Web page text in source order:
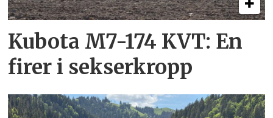
Kubota M7-174 KVT: En
firer i sekserkropp